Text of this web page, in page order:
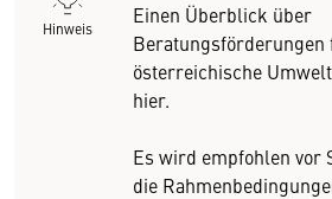
Hinweis
Einen Überblick über
Beratungsförderungen
österreichische
hier.
Es wird empfohlen vor
die